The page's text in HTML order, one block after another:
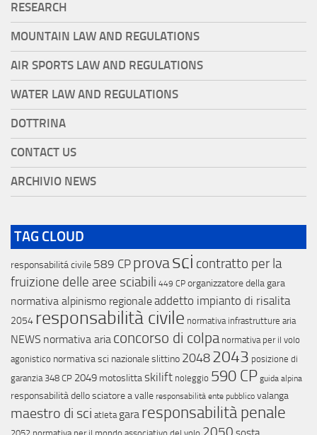
RESEARCH
MOUNTAIN LAW AND REGULATIONS
AIR SPORTS LAW AND REGULATIONS
WATER LAW AND REGULATIONS
DOTTRINA
CONTACT US
ARCHIVIO NEWS
TAG CLOUD
responsabilitá civile 589 CP provasci contratto per la
fruizione delle aree sciabili 449 CP organizzatore della gara
normativa alpinismo regionaleaddetto impianto di risalita
2054 responsabilità civile normativa infrastrutture aria
NEWS normativa aria concorso di colpa normativa per il volo
agonistico normativa sci nazionaleslittino 20482043 posizione di
garanzia 348 CP 2049 motoslittaskilift noleggio 590 CP guida alpina
responsabilità dello sciatore a valle responsabilità ente pubblico valanga
maestro di sci atleta gara responsabilità penale